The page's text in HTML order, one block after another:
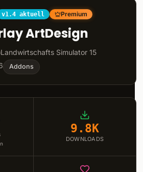
v1.4 aktuell Premium
ArtDesign
Landwirtschafts Simulator 15
Addons
9.8K
DOWNLOADS